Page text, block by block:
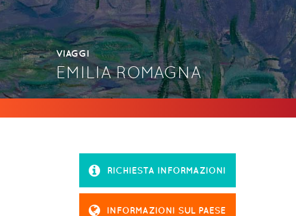
VIAGGI
EMILIA ROMAGNA
RICHIESTA INFORMAZIONI
INFORMAZIONI SUL PAESE